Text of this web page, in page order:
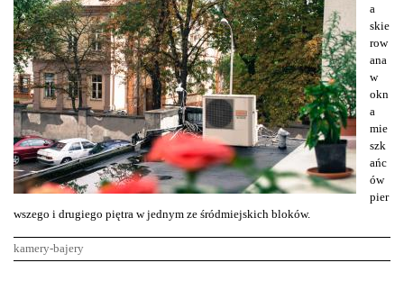
a
skie
row
ana
w
okn
a
mie
szk
ańc
ów
pier
wszego i drugiego piętra w jednym ze śródmiejskich bloków.
kamery-bajery